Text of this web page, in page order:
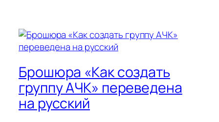
Брошюра «Как создать
группу АЧК» переведена
на русский